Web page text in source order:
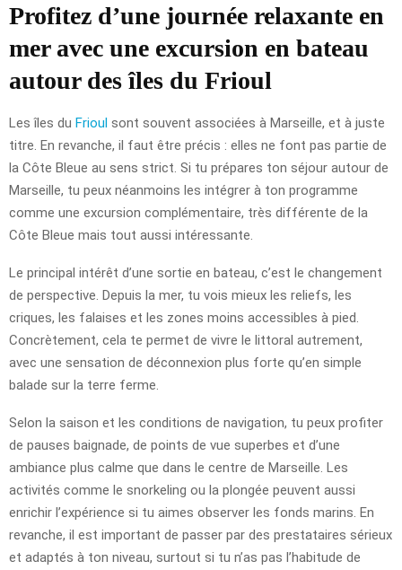
Profitez d’une journée relaxante en
mer avec une excursion en bateau
autour des îles du Frioul
Les îles du Frioul sont souvent associées à Marseille, et à juste
titre. En revanche, il faut être précis : elles ne font pas partie de
la Côte Bleue au sens strict. Si tu prépares ton séjour autour de
Marseille, tu peux néanmoins les intégrer à ton programme
comme une excursion complémentaire, très différente de la
Côte Bleue mais tout aussi intéressante.
Le principal intérêt d’une sortie en bateau, c’est le changement
de perspective. Depuis la mer, tu vois mieux les reliefs, les
criques, les falaises et les zones moins accessibles à pied.
Concrètement, cela te permet de vivre le littoral autrement,
avec une sensation de déconnexion plus forte qu’en simple
balade sur la terre ferme.
Selon la saison et les conditions de navigation, tu peux profiter
de pauses baignade, de points de vue superbes et d’une
ambiance plus calme que dans le centre de Marseille. Les
activités comme le snorkeling ou la plongée peuvent aussi
enrichir l’expérience si tu aimes observer les fonds marins. En
revanche, il est important de passer par des prestataires sérieux
et adaptés à ton niveau, surtout si tu n’as pas l’habitude de